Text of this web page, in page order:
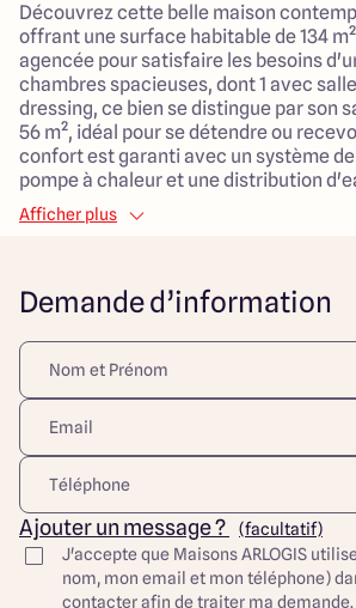
Découvrez cette belle maison
offrant une surface habitable de 134
agencée pour satisfaire les besoins
chambres spacieuses, dont 1 avec
dressing, ce bien se distingue par son
56 m², idéal pour se détendre ou
confort est garanti avec un système
pompe à chaleur et une distribution
individuelle.
moments de détente en famille ou
à proximité de nombreuses
commerces, espaces verts et crèches,
localisation idéale pour les familles.
Ne manquez pas cette opportunité
moderne et bien située, alliant confort
Découvrez toutes nos offres et
notre site Internet. Visuel d'illustration.
totalement adaptable à vos envies et
personnalisable grâce à de
Afficher plus
Demande d’information
Ajouter un message ?
(facultatif)
J'accepte que Maisons ARLOGIS
nom, mon email et mon téléphone)
contacter afin de traiter ma